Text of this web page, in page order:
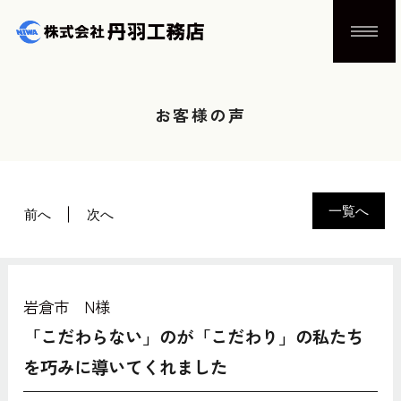
お客様の声
一覧へ
前へ 次へ
岩倉市 N様
「こだわらない」のが「こだわり」の私たち
を巧みに導いてくれました